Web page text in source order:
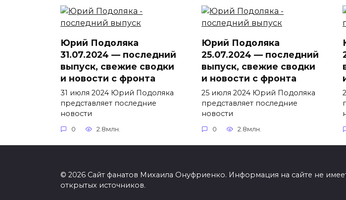
Юрий Подоляка
31.07.2024 — последний
выпуск, свежие сводки
и новости с фронта
31 июля 2024 Юрий Подоляка
представляет последние
новости
0 2.8млн.
Юрий Подоляка
25.07.2024 — последний
выпуск, свежие сводки
и новости с фронта
25 июля 2024 Юрий Подоляка
представляет последние
новости
0 2.8млн.
© 2026 Сайт фанатов Михаила Онуфриенко. Информация на сайте не
открытых источников.